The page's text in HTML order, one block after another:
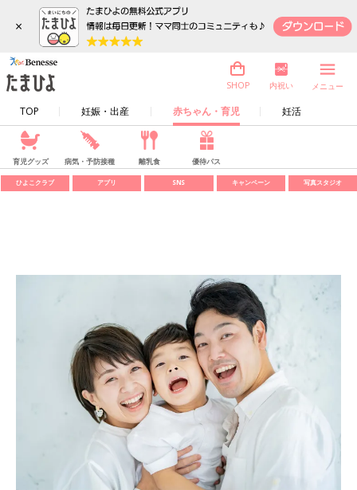
×
TOP 妊娠・出産 赤ちゃん・育児 妊活
SHOP 内祝い メニュー
育児グッズ 病気・予防接種 離乳食 優待パス
ひよこクラブ アプリ SNS キャンペーン 写真スタジオ